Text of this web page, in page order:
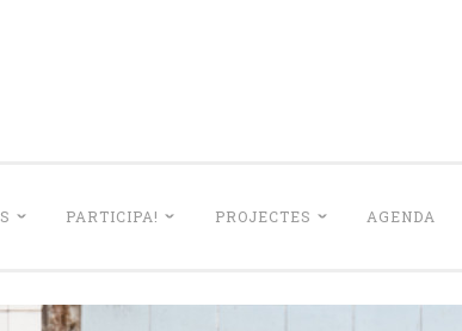
PARTICIPA! PROJECTES AGENDA